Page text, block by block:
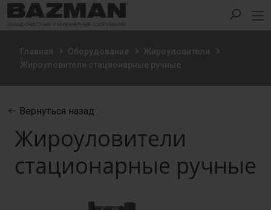
Главная Оборудование
Жироуловители
Жироуловители стационарные ручные
Вернуться назад
Жироуловители
стационарные ручные